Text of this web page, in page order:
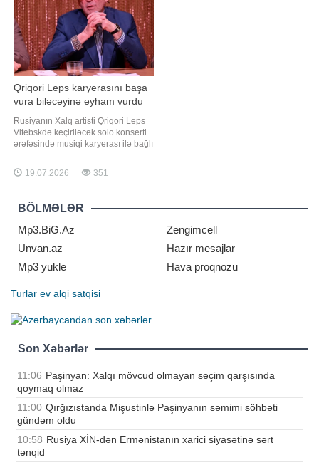
Qriqori Leps karyerasını başa
vura biləcəyinə eyham vurdu
Rusiyanın Xalq artisti Qriqori Leps
Vitebskdə keçiriləcək solo konserti
ərəfəsində musiqi karyerası ilə bağlı
"Moskovski Komsomolets" nəşrinə
istinadən xəbər verir ki, məşhur
fəaliyyətini başa vura biləcəyini
bildirib. "Tanrını
19.07.2026 351
BÖLMƏLƏR
Mp3.BiG.Az
Zengimcell
Unvan.az
Hazır mesajlar
Mp3 yukle
Hava proqnozu
Turlar ev alqi satqisi
Son Xəbərlər
11:06 Paşinyan: Xalqı mövcud olmayan seçim qarşısında
qoymaq olmaz
11:00 Qırğızıstanda Mişustinlə Paşinyanın səmimi söhbəti
gündəm oldu
10:58 Rusiya XİN-dən Ermənistanın xarici siyasətinə sərt
tənqid